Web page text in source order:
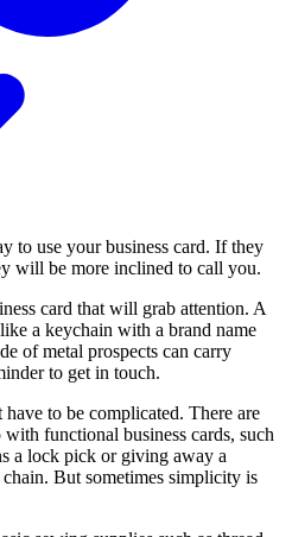
to use your business card. If they
will be more inclined to call you.
card that will grab attention. A
a keychain with a brand name
of metal prospects can carry
to get in touch.
to be complicated. There are
functional business cards, such
a lock pick or giving away a
But sometimes simplicity is